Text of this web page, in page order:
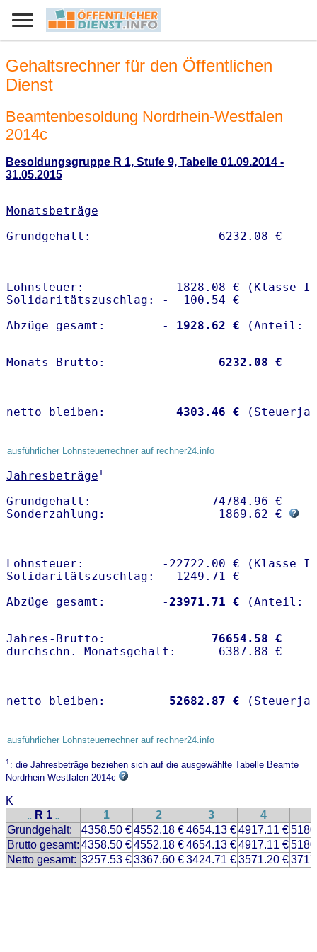
Gehaltsrechner für den Öffentlichen
Dienst
Beamtenbesoldung Nordrhein-Westfalen
2014c
Besoldungsgruppe R 1, Stufe 9, Tabelle 01.09.2014 -
31.05.2015
Monatsbeträge
Lohnsteuer:           - 1828.08 € (Klasse I)
Solidaritätszuschlag: -  100.54 €
Abzüge gesamt:        -
1928.62 €
Monats-Brutto: 6232.08 €
netto bleiben: 4303.46 €
ausführlicher Lohnsteuerrechner auf rechner24.info
Jahresbeträge1
Grundgehalt:                 74784.96 €
Sonderzahlung:                1869.62 €
Lohnsteuer:           -22722.00 € (Klasse I)
Solidaritätszuschlag: - 1249.71 €
Abzüge gesamt:        -23971.71 €
Jahres-Brutto: 76654.58 €
netto bleiben: 52682.87 €
ausführlicher Lohnsteuerrechner auf rechner24.info
1: die Jahresbeträge beziehen sich auf die ausgewählte Tabelle Beamte
Nordrhein-Westfalen 2014c
K
.. R 1 .. 1 2 3 4
Grundgehalt:
4358.50 €4552.18 €4654.13 €4917.11 €
Brutto gesamt: 4358.50 €4552.18 €4654.13 €4917.11 €
Netto gesamt: 3257.53 €3367.60 €3424.71 €3571.20 €